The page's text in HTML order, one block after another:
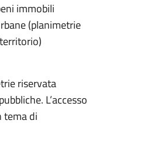
immobili
(planimetrie
riservata
L’accesso
tema di